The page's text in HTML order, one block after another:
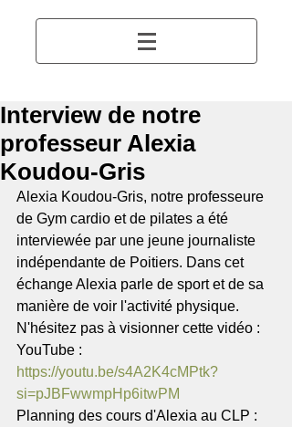
Interview de notre
professeur Alexia
Koudou-Gris
Alexia Koudou-Gris, notre professeure
de Gym cardio et de pilates a été
interviewée par une jeune journaliste
indépendante de Poitiers. Dans cet
échange Alexia parle de sport et de sa
manière de voir l'activité physique.
N'hésitez pas à visionner cette vidéo :
YouTube :
https://youtu.be/s4A2K4cMPtk?
si=pJBFwwmpHp6itwPM
Planning des cours d'Alexia au CLP :